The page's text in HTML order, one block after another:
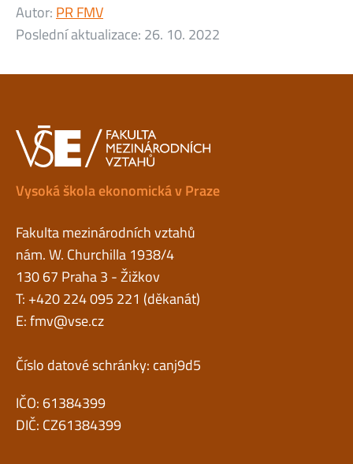
Autor: PR FMV
Poslední aktualizace: 26. 10. 2022
Vysoká škola ekonomická v Praze
Fakulta mezinárodních vztahů
nám. W. Churchilla 1938/4
130 67 Praha 3 - Žižkov
T: +420 224 095 221 (děkanát)
E:fmv@vse.cz
Číslo datové schránky: canj9d5
IČO: 61384399
DIČ: CZ61384399